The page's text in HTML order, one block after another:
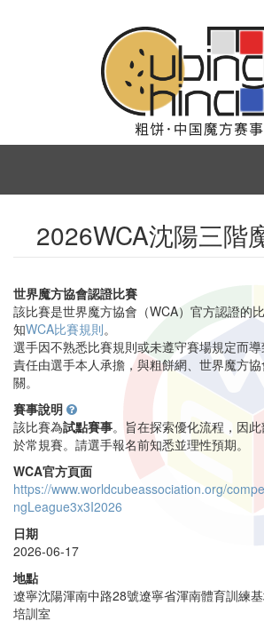
2026WCA沈陽三階
世界魔方協會認證比賽
該比賽是世界魔方協會（WCA）官方認證的
知WCA比賽規則。
選手因不熟悉比賽規則或未遵守賽場規定而
責任由選手本人承擔，與粗餅網、世界魔方
關。
賽事說明
該比賽為試點賽事。旨在探索優化流程，因
於常規賽。請選手報名前知悉並理性預期。
WCA官方頁面
https://www.worldcubeassociation.org/
ngLeague3x3I2026
日期
2026-06-17
地點
遼寧沈陽渾南中路28號遼寧省渾南體育訓練
培訓室